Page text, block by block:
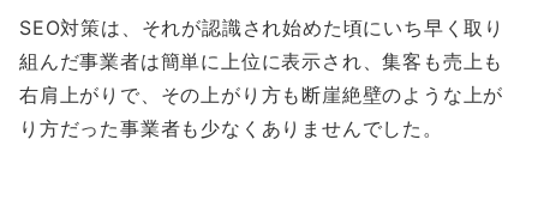
SEO対策は、それが認識され始めた頃にいち早く取り
組んだ事業者は簡単に上位に表示され、集客も売上も
右肩上がりで、その上がり方も断崖絶壁のような上が
り方だった事業者も少なくありませんでした。